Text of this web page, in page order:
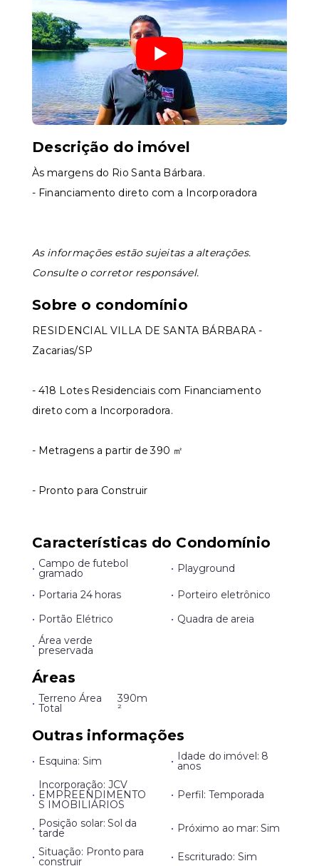
Descrição do imóvel
Às margens do Rio Santa Bárbara.
- Financiamento direto com a Incorporadora
As informações estão sujeitas a alterações.
Consulte o corretor responsável.
Sobre o condomínio
RESIDENCIAL VILLA DE SANTA BÁRBARA -
Zacarias/SP
- 418 Lotes Residenciais com Financiamento
direto com a Incorporadora.
- Metragens a partir de 390 ㎡
- Pronto para Construir
Características do Condomínio
• Campo de futebol
gramado • Playground
• Portaria 24 horas • Porteiro eletrônico
• Portão Elétrico • Quadra de areia
• Área verde
preservada
Áreas
• Terreno Área
Total
390m
²
Outras informações
• Esquina: Sim • Idade do imóvel: 8
anos
•
Incorporação: JCV
EMPREENDIMENTO
S IMOBILIÁRIOS
• Perfil: Temporada
• Posição solar: Sol da
tarde • Próximo ao mar: Sim
• Situação: Pronto para
construir • Escriturado: Sim